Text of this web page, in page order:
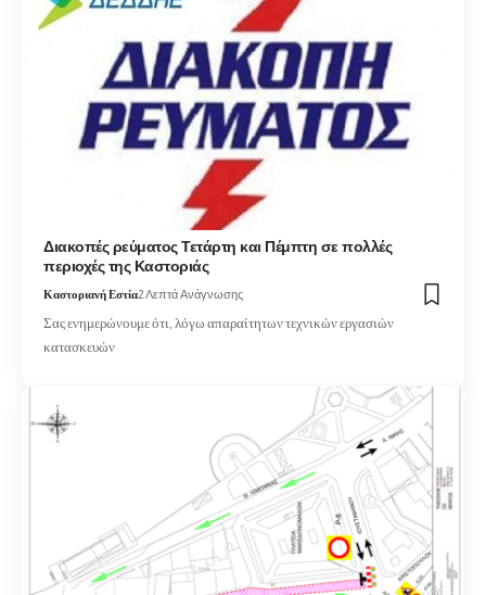
Διακοπές ρεύματος Τετάρτη και Πέμπτη σε πολλές
περιοχές της Καστοριάς
Καστοριανή Εστία2 Λεπτά Ανάγνωσης
Σας ενημερώνουμε ότι, λόγω απαραίτητων τεχνικών εργασιών
κατασκευών